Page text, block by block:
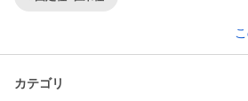
カテゴリ